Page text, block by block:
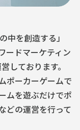
中を創造する」
ードマーケティン
しております。
ポーカーゲームで
ムを遊ぶだけでポ
どの運営を行って